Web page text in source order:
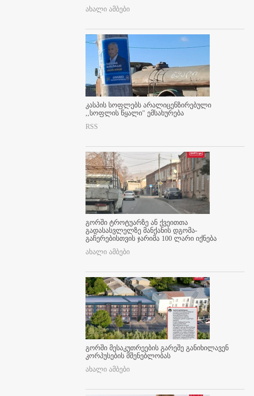
ახალი ამბები
კასპის სოფლებს არალიცენზირებული
,,სოფლის წყალი" ემსახურება
RSS
გორში ტროტუარზე ან ქვეითთა
გადასასვლელზე მანქანის დგომა-
გაჩერებისთვის ჯარიმა 100 ლარი იქნება
ახალი ამბები
გორში მესაკუთრეების გარეშე განიხილავენ
კორპუსების მშენებლობას
ახალი ამბები